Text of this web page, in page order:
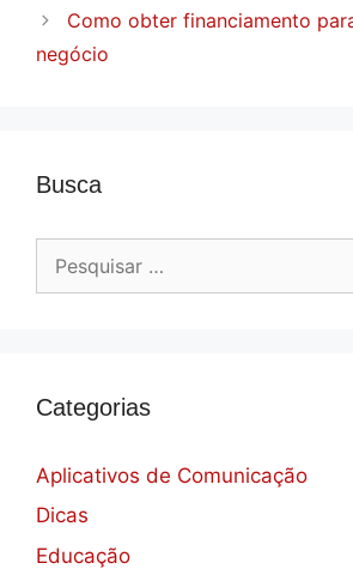
Como obter financiamento
negócio
Busca
por:
Categorias
Aplicativos de Comunicação
Dicas
Educação